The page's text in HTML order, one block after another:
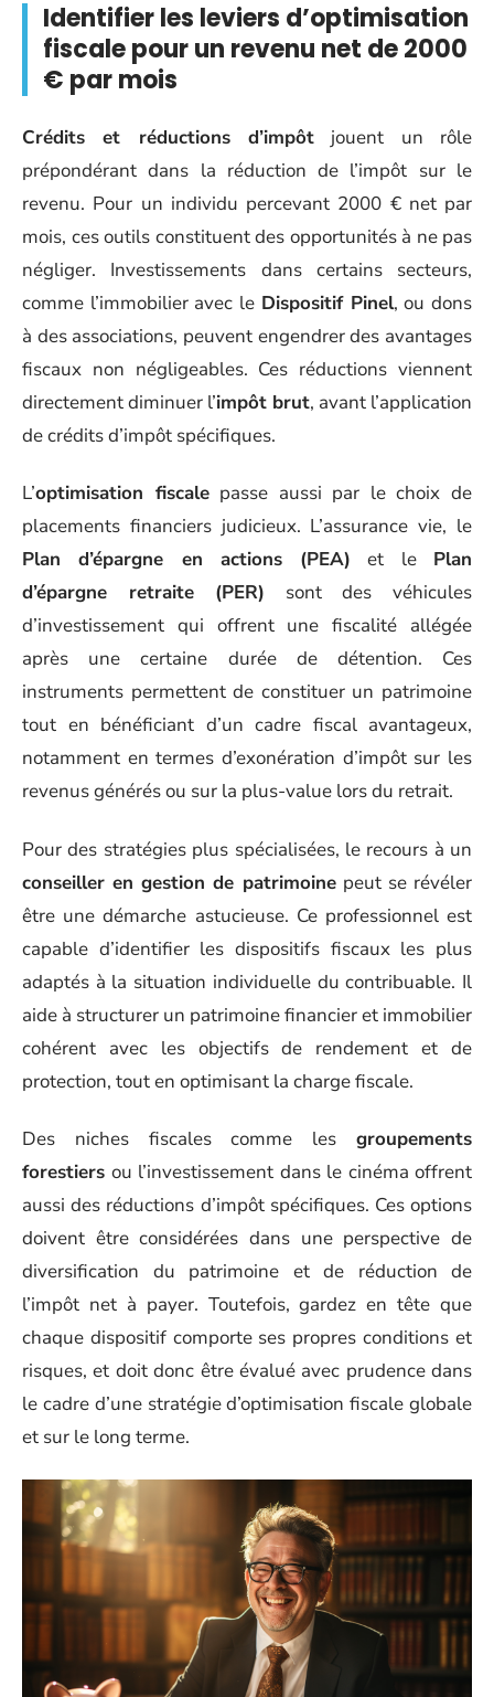
Identifier les leviers d’optimisation
fiscale pour un revenu net de 2000
€ par mois
Crédits et réductions d’impôt jouent un rôle
prépondérant dans la réduction de l’impôt sur le
revenu. Pour un individu percevant 2000 € net par
mois, ces outils constituent des opportunités à ne pas
négliger. Investissements dans certains secteurs,
comme l’immobilier avec le Dispositif Pinel, ou dons
à des associations, peuvent engendrer des avantages
fiscaux non négligeables. Ces réductions viennent
directement diminuer l’impôt brut, avant l’application
de crédits d’impôt spécifiques.
L’optimisation fiscalepasse aussi par le choix de
placements financiers judicieux. L’assurance vie, le
Plan d’épargne en actions (PEA) et le Plan
d’épargne retraite (PER) sont des véhicules
d’investissement qui offrent une fiscalité allégée
après une certaine durée de détention. Ces
instruments permettent de constituer un patrimoine
tout en bénéficiant d’un cadre fiscal avantageux,
notamment en termes d’exonération d’impôt sur les
revenus générés ou sur la plus-value lors du retrait.
Pour des stratégies plus spécialisées, le recours à un
conseiller en gestion de patrimoinepeut se révéler
être une démarche astucieuse. Ce professionnel est
capable d’identifier les dispositifs fiscaux les plus
adaptés à la situation individuelle du contribuable. Il
aide à structurer un patrimoine financier et immobilier
cohérent avec les objectifs de rendement et de
protection, tout en optimisant la charge fiscale.
Des niches fiscales comme les groupements
forestiers ou l’investissement dans le cinéma offrent
aussi des réductions d’impôt spécifiques. Ces options
doivent être considérées dans une perspective de
diversification du patrimoine et de réduction de
l’impôt net à payer. Toutefois, gardez en tête que
chaque dispositif comporte ses propres conditions et
risques, et doit donc être évalué avec prudence dans
le cadre d’une stratégie d’optimisation fiscale globale
et sur le long terme.